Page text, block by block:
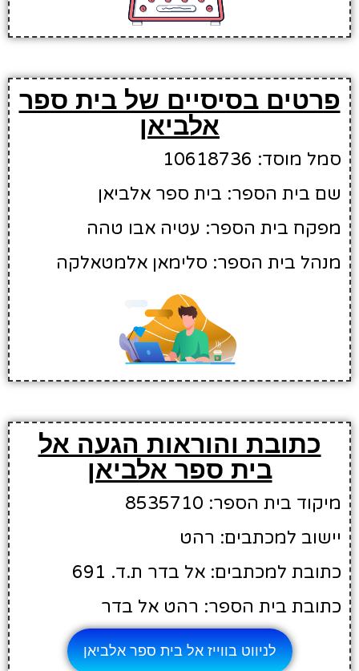
פרטים בסיסיים של בית ספר
אלביאן
סמל מוסד: 10618736
שם בית הספר: בית ספר אלביאן
מפקח בית הספר: עטיה אבו טהה
מנהל בית הספר: סלימאן אלמטאלקה
כתובת והוראות הגעה אל
בית ספר אלביאן
מיקוד בית הספר: 8535710
יישוב למכתבים: רהט
כתובת למכתבים: אל בדר ת.ד. 691
כתובת בית הספר: רהט אל בדר
לניווט בווייז אל בית ספר אלביאן